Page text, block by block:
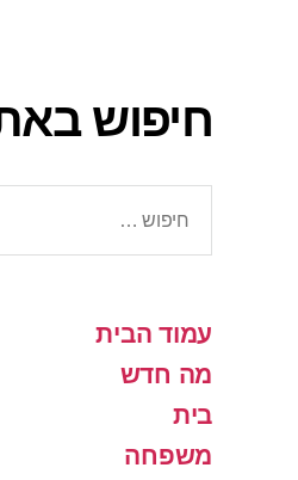
חיפוש
עמוד הבית
מה חדש
בית
משפחה